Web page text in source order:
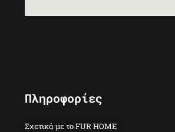
Πληροφορίες
Σχετικά με το FUR HOME